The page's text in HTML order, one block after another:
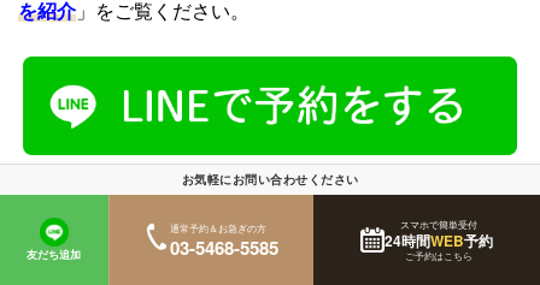
を紹介」をご覧ください。
7.顎変形症を放置するデメリット5つ
お気軽にお問い合わせください
友だち追加
通常予約＆お急ぎの方
03-5468-5585
スマホで簡単受付
24時間WEB予約
ご予約はこちら